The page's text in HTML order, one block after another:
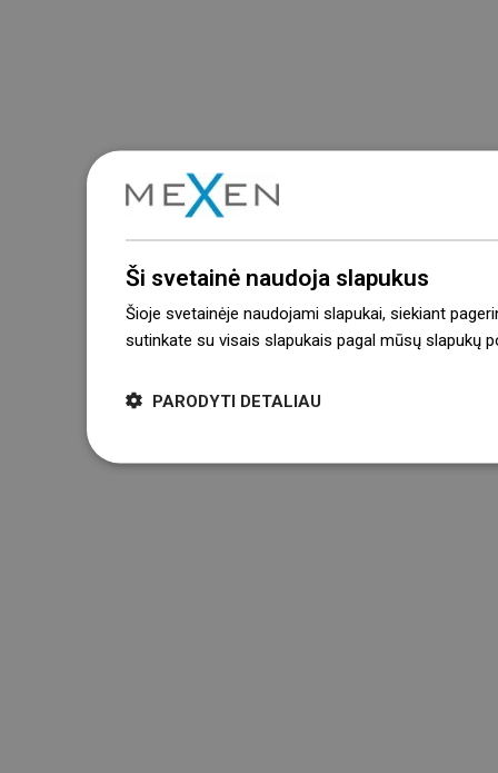
Ši svetainė naudoja slapukus
Šioje svetainėje naudojami slapukai, siekiant
sutinkate su visais slapukais pagal mūsų slapukų
PARODYTI DETALIAU